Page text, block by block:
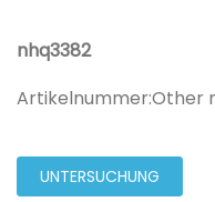
nhq3382
Artikelnummer:Other
UNTERSUCHUNG